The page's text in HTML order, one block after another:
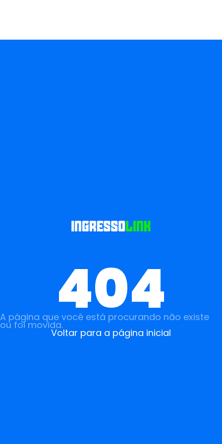
404
A página que você está procurando não existe
ou foi movida.
Voltar para a página inicial